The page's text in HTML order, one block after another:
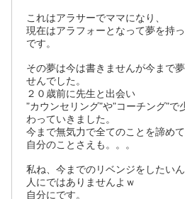
これはアラサーでママになり、
現在はアラフォーとなって夢を持
です。
その夢は今は書きませんが今まで
せんでした。
２０歳前に先生と出会い
”カウンセリング”や”コーチング”
わっていきました。
今まで無気力で全てのことを諦めて
自分のことさえも。。。
私ね、今までのリベンジをしたいん
人にではありませんよｗ
自分にです。